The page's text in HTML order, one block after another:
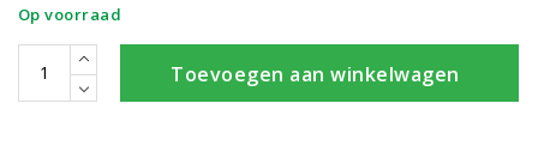
Op voorraad
Toevoegen aan winkelwagen